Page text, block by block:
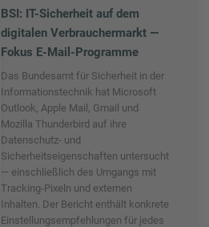
BSI: IT-Sicherheit auf dem
digitalen Verbrauchermarkt —
Fokus E-Mail-Programme
Das Bundesamt für Sicherheit in der
Informationstechnik hat Microsoft
Outlook, Apple Mail, Gmail und
Mozilla Thunderbird auf ihre
Datenschutz- und
Sicherheitseigenschaften untersucht
— einschließlich des Umgangs mit
Tracking-Pixeln und externen
Inhalten. Der Bericht enthält konkrete
Einstellungsempfehlungen für jedes